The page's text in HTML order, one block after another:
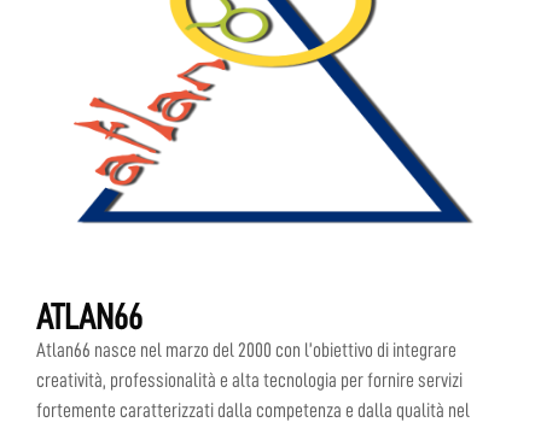
ATLAN66
Atlan66 nasce nel marzo del 2000 con l’obiettivo di integrare
creatività, professionalità e alta tecnologia per fornire servizi
fortemente caratterizzati dalla competenza e dalla qualità nel